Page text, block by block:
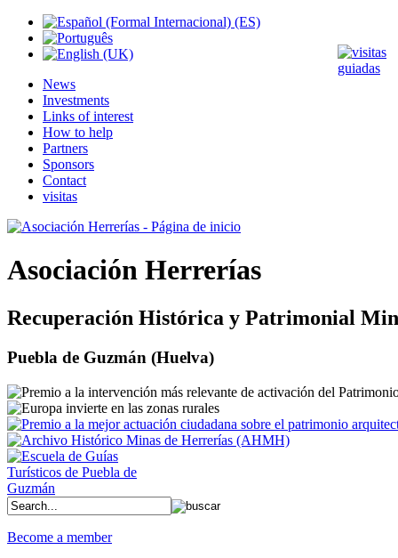
News
Investments
Links of interest
How to help
Partners
Sponsors
Contact
visitas
Asociación Herrerías
Recuperación Histórica y Patrimonial
Puebla de Guzmán (Huelva)
Become a member